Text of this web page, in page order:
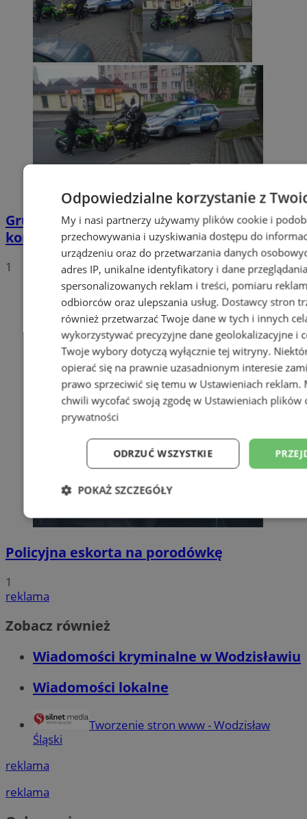
Grupa motocyklistów zatrzymała
kompletnie pijanego mężczyznę
1
Policyjna eskorta na porodówkę
1
reklama
Zobacz również
Wiadomości kryminalne w Wodzisławiu
Wiadomości lokalne
Tworzenie stron www - Wodzisław
Śląski
reklama
reklama
Odpowiedzialne korzystanie z
My i nasi partnerzy używamy plików cookie i
przechowywania i uzyskiwania dostępu do
urządzeniu oraz do przetwarzania danych
adres IP, unikalne identyfikatory i dane
spersonalizowanych reklam i treści, pomiaru
odbiorców oraz ulepszania usług. Dostawcy stron
również przetwarzać Twoje dane w tych i innych
wykorzystywać precyzyjne dane geolokalizacyjne i
Twoje wybory dotyczą wyłącznie tej witryny.
opierać się na prawnie uzasadnionym interesie
prawo sprzeciwić się temu w Ustawieniach reklam.
chwili wycofać swoją zgodę w Ustawieniach plików
prywatności
ODRZUĆ WSZYSTKIE
POKAŻ SZCZEGÓŁY
Niezbędne Wydajność
Niezbędne pliki cookie umożliwiają korzystanie z podstawowych
można prawidłowo korzystać ze strony internetowej.